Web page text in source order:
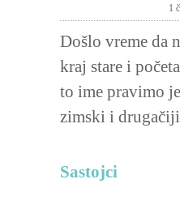
1
Došlo vreme da nazdravimo za
kraj stare i
to ime pravimo
zimski i
Sastojci